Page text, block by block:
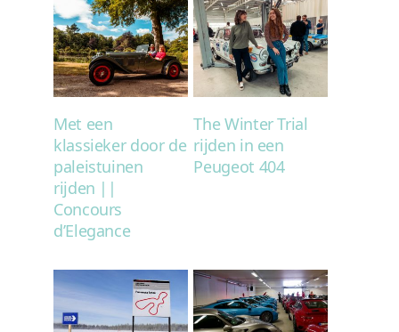
Met een
klassieker door de
paleistuinen
rijden ||
Concours
d’Elegance
The Winter Trial
rijden in een
Peugeot 404